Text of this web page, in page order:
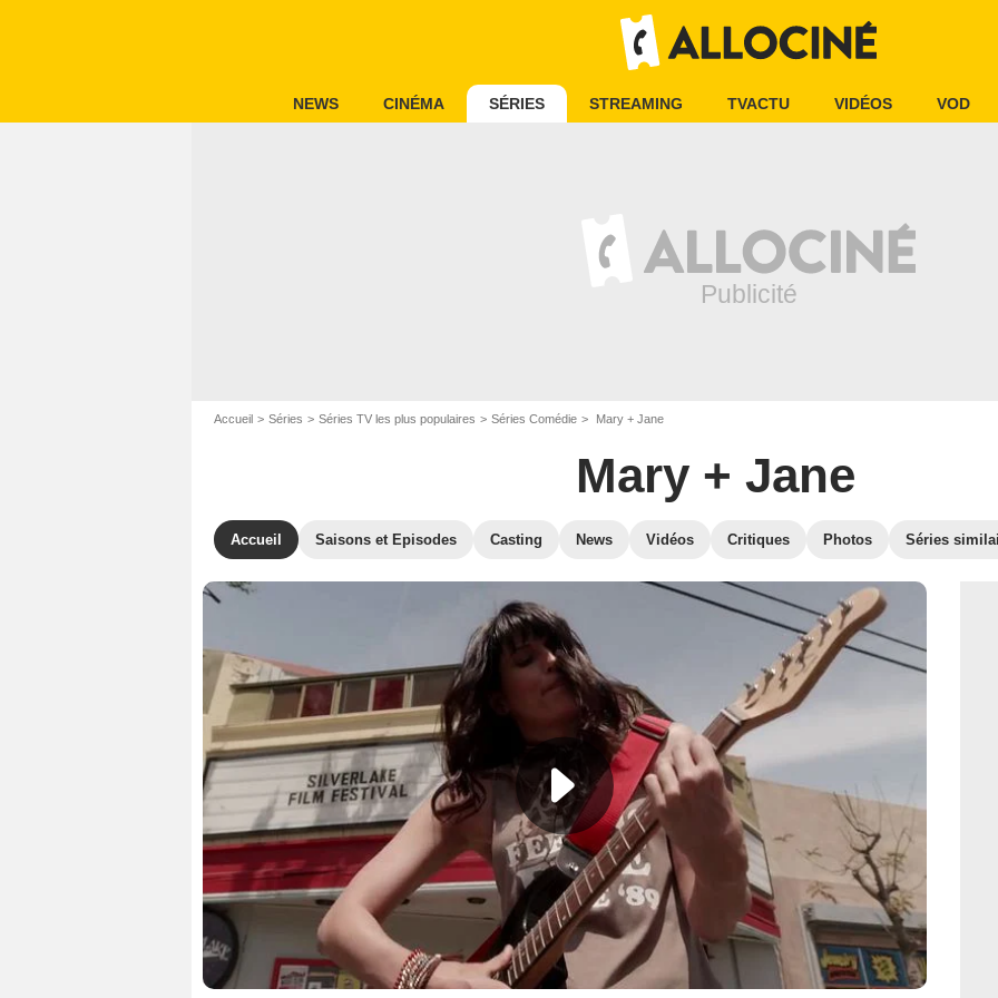
NEWS CINÉMA SÉRIES STREAMING TVACTU VIDÉOS VOD
Accueil Séries Séries TV les plus populaires Séries Comédie Mary + Jane
Mary + Jane
Accueil Saisons et Episodes Casting News Vidéos Critiques Photos Séries